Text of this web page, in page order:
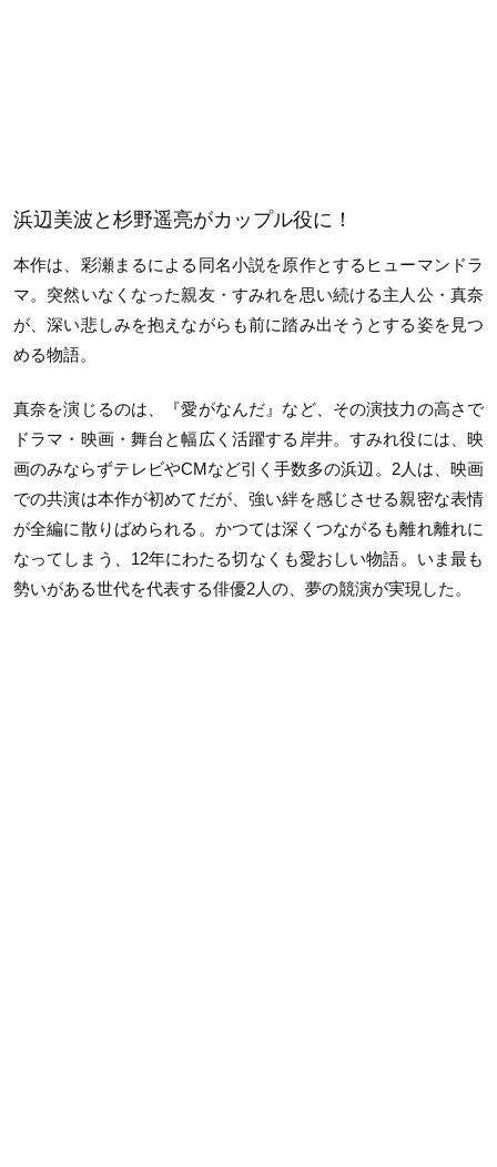
浜辺美波と杉野遥亮がカップル役に！
本作は、彩瀬まるによる同名小説を原作とするヒューマンドラ
マ。突然いなくなった親友・すみれを思い続ける主人公・真奈
が、深い悲しみを抱えながらも前に踏み出そうとする姿を見つ
める物語。
真奈を演じるのは、『愛がなんだ』など、その演技力の高さで
ドラマ・映画・舞台と幅広く活躍する岸井。すみれ役には、映
画のみならずテレビやCMなど引く手数多の浜辺。2人は、映画
での共演は本作が初めてだが、強い絆を感じさせる親密な表情
が全編に散りばめられる。かつては深くつながるも離れ離れに
なってしまう、12年にわたる切なくも愛おしい物語。いま最も
勢いがある世代を代表する俳優2人の、夢の競演が実現した。